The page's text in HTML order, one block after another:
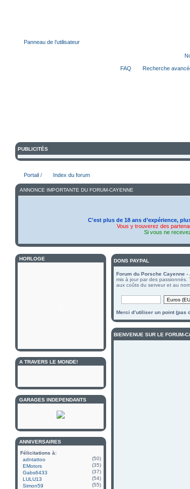
Panneau de l’utilisateur
FAQ Recherche
PUBLICITÉS
Portail / Index du forum
ANNONCE IMPORTANTE DU FORUM-CAYENNE
C'est plus de 18 ans d’expérience,
Vous y trouverez des
Si vous ne
HORLOGE
A TRAVERS LE MONDE!
GARAGES INDEPENDANTS
ANNIVERSAIRES
Félicitations à:
adntattoo
(50)
EMotors
(35)
Gabs6433
(37)
LULU13
(54)
Simon59
(55)
DONS PAYPAL
Forum du Porsche Cayenne
mis à jour par des
aux coûts du serveur et au
Merci d’utiliser un point (pas
BIENVENUE SUR LE FORUM-